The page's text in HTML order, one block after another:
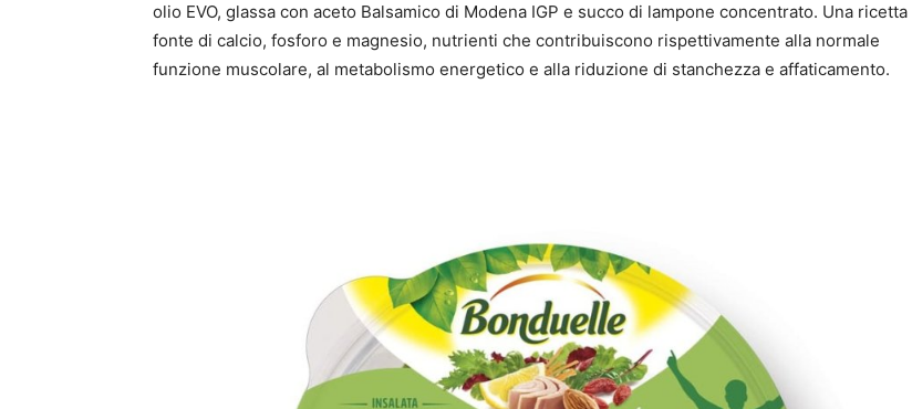
olio EVO, glassa con aceto Balsamico di Modena IGP e succo di lampone concentrato. Una ricetta
fonte di calcio, fosforo e magnesio, nutrienti che contribuiscono rispettivamente alla normale
funzione muscolare, al metabolismo energetico e alla riduzione di stanchezza e affaticamento.